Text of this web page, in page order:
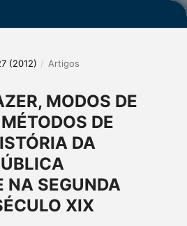
(2012) / Artigos
MODOS DE
DE
DA
NA SEGUNDA
XIX